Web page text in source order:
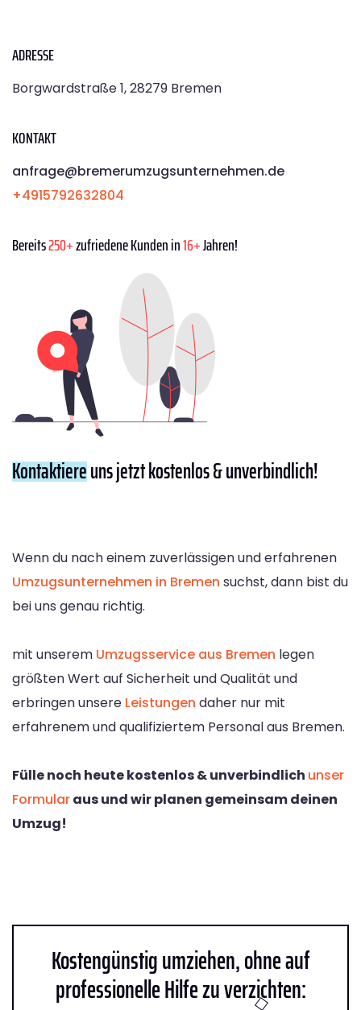
ADRESSE
Borgwardstraße 1, 28279 Bremen
KONTAKT
anfrage@bremerumzugsunternehmen.de
+4915792632804
Bereits250+zufriedene Kunden in16+Jahren!
Kontaktiereuns jetzt kostenlos & unverbindlich!
Wenn du nach einem zuverlässigen und erfahrenen
Umzugsunternehmen in Bremen suchst, dann bist du
bei uns genau richtig.
mit unserem Umzugsservice aus Bremen legen
größten Wert auf Sicherheit und Qualität und
erbringen unsere Leistungen daher nur mit
erfahrenem und qualifiziertem Personal aus Bremen.
Fülle noch heute kostenlos & unverbindlich unser
Formularaus und wir planen gemeinsam deinen
Umzug!
Kostengünstig umziehen, ohne auf
professionelle Hilfe zu verzichten: